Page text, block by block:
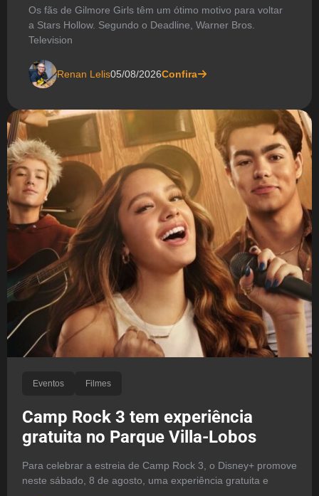
Os fãs de Gilmore Girls têm um ótimo motivo para voltar
a Stars Hollow. Segundo o Deadline, Warner Bros.
Television
Renan Lelis05/08/2026Confira
Eventos Filmes
Camp Rock 3 tem experiência
gratuita no Parque Villa-Lobos
Para celebrar a estreia de Camp Rock 3, o Disney+ promove
neste sábado, 8 de agosto, uma experiência gratuita e